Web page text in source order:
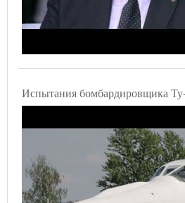
Испытания бомбардировщика